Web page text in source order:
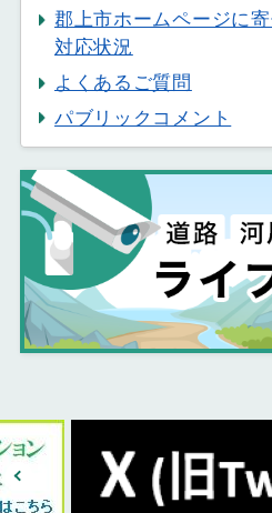
郡上市ホームページに
対応状況
よくあるご質問
パブリックコメント